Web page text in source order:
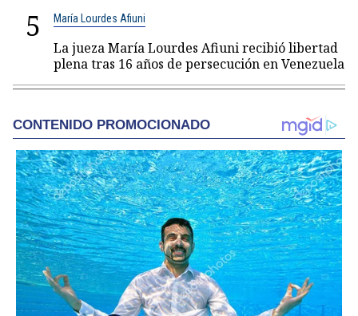
5 María Lourdes Afiuni
La jueza María Lourdes Afiuni recibió libertad
plena tras 16 años de persecución en Venezuela